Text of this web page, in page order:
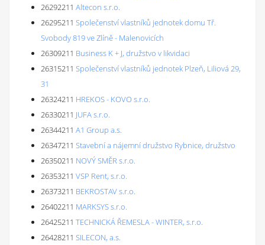
26292211 Altecon s.r.o.
26295211 Společenství vlastníků jednotek domu Tř.
Svobody 819 ve Zlíně - Malenovicích
26309211 Business K + J, družstvo v likvidaci
26315211 Společenství vlastníků jednotek Plzeň, Liliová 29,
31
26324211 HREKOS - KOVO s.r.o.
26330211 JUFA s.r.o.
26344211 A1 Group a.s.
26347211 Stavební a nájemní družstvo Rybnice, družstvo
26350211 NOVÝ SMĚR s.r.o.
26353211 VSP Rent, s.r.o.
26373211 BEKROSTAV s.r.o.
26402211 MARKSYS s.r.o.
26425211 TECHNICKÁ ŘEMESLA - WINTER, s.r.o.
26428211 SILECON, a.s.